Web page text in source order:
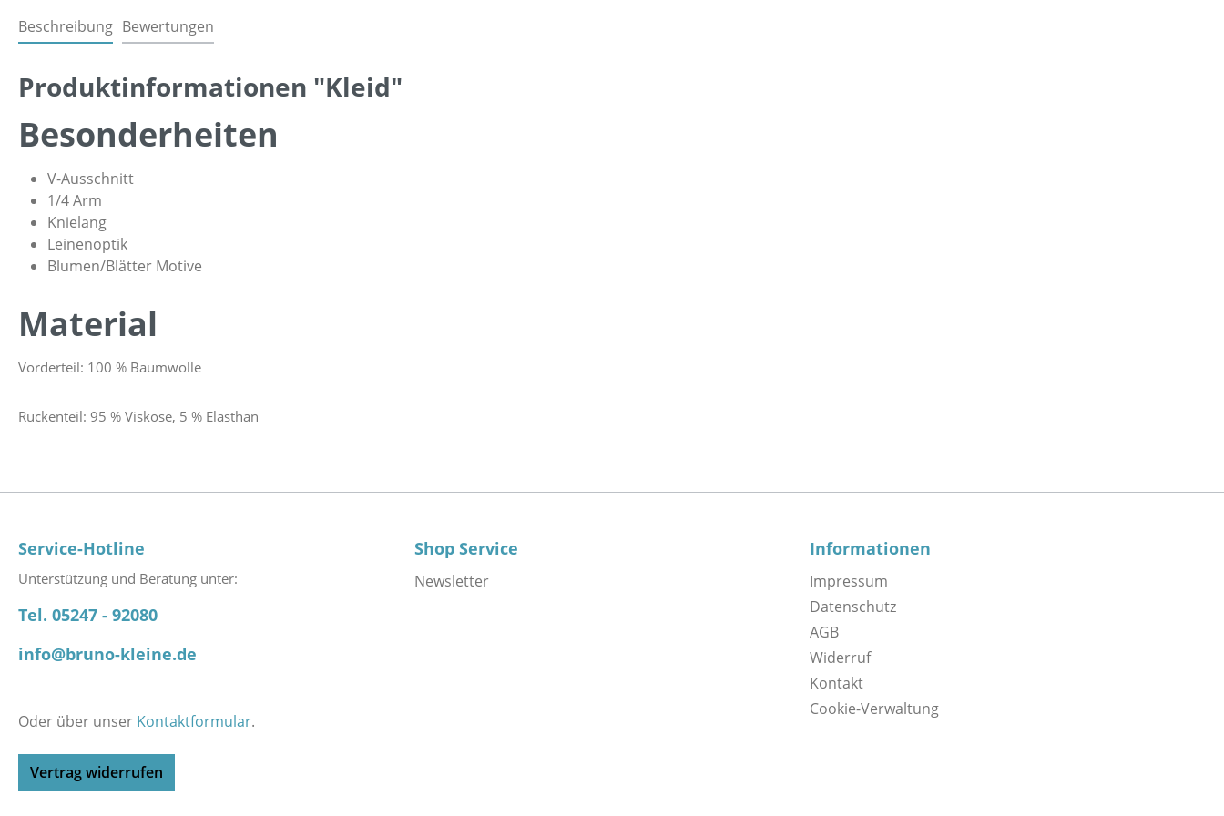
Beschreibung Bewertungen
Produktinformationen "Kleid"
Besonderheiten
V-Ausschnitt
1/4 Arm
Knielang
Leinenoptik
Blumen/Blätter Motive
Material
Vorderteil: 100 % Baumwolle
Rückenteil: 95 % Viskose, 5 % Elasthan
Service-Hotline
Unterstützung und Beratung unter:
Tel. 05247 - 92080
info@bruno-kleine.de
Oder über unser Kontaktformular.
Vertrag widerrufen
Shop Service
Newsletter
Informationen
Impressum
Datenschutz
AGB
Widerruf
Kontakt
Cookie-Verwaltung